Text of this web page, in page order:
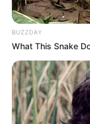
BUZZDAY
What This Snake